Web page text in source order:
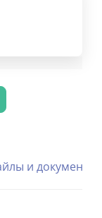
и документы